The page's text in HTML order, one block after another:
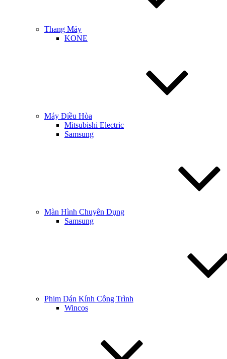
Thang Máy
KONE
Máy Điều Hòa
Mitsubishi Electric
Samsung
Màn Hình Chuyên Dụng
Samsung
Phim Dán Kính Công Trình
Wincos